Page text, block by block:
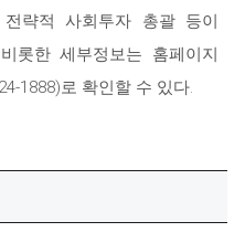
략적 사회투자 총괄 등이
롯한 세부정보는 홈페이지
1888)로 확인할 수 있다.